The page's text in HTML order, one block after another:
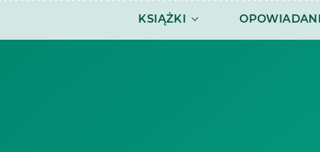
KSIĄŻKI OPEN KSIĄŻKI